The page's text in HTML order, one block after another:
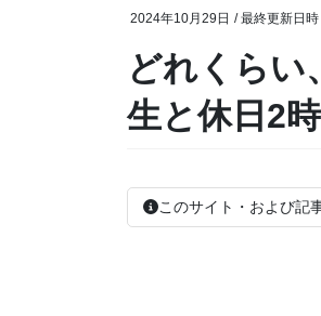
2024年10月29日 / 最終更新日時
どれくら
生と休日2
このサイト・および記